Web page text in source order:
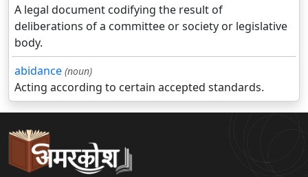
A legal document codifying the result of
deliberations of a committee or society or legislative
body.
abidance (noun)
Acting according to certain accepted standards.